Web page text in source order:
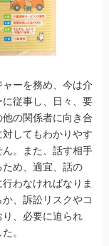
ーを務め、今は介
従事し、日々、要
の関係者に向き合
してもわかりやす
。また、話す相手
め、適宜、話の
わなければなりま
、訴訟リスクやコ
、必要に迫られ
。